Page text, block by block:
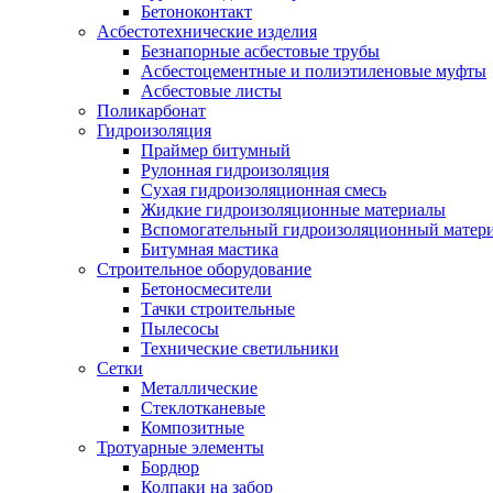
Бетоноконтакт
Асбестотехнические изделия
Безнапорные асбестовые трубы
Асбестоцементные и полиэтиленовые муфты
Асбестовые листы
Поликарбонат
Гидроизоляция
Праймер битумный
Рулонная гидроизоляция
Сухая гидроизоляционная смесь
Жидкие гидроизоляционные материалы
Вспомогательный гидроизоляционный
Битумная мастика
Строительное оборудование
Бетоносмесители
Тачки строительные
Пылесосы
Технические светильники
Сетки
Металлические
Стеклотканевые
Композитные
Тротуарные элементы
Бордюр
Колпаки на забор